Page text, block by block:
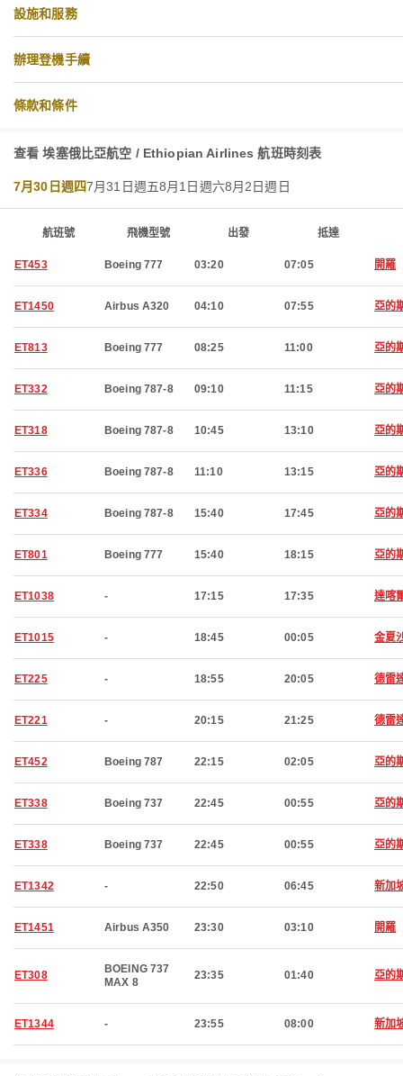
設施和服務
辦理登機手續
條款和條件
查看 埃塞俄比亞航空 / Ethiopian Airlines 航班時刻表
7月30日週四7月31日週五8月1日週六8月2日週日
航班號 飛機型號 出發 抵達
ET453 Boeing 777 03:20 07:05 開羅
ET1450 Airbus A320 04:10 07:55 亞的
ET813 Boeing 777 08:25 11:00 亞的
ET332 Boeing 787-8 09:10 11:15 亞的
ET318 Boeing 787-8 10:45 13:10 亞的
ET336 Boeing 787-8 11:10 13:15 亞的
ET334 Boeing 787-8 15:40 17:45 亞的
ET801 Boeing 777 15:40 18:15 亞的
ET1038 - 17:15 17:35 達喀
ET1015 - 18:45 00:05 金夏
ET225 - 18:55 20:05 德雷
ET221 - 20:15 21:25 德雷
ET452 Boeing 787 22:15 02:05 亞的
ET338 Boeing 737 22:45 00:55 亞的
ET338 Boeing 737 22:45 00:55 亞的
ET1342 - 22:50 06:45 新加
ET1451 Airbus A350 23:30 03:10 開羅
ET308
BOEING 737
MAX 8
23:35 01:40 亞的
ET1344 - 23:55 08:00 新加